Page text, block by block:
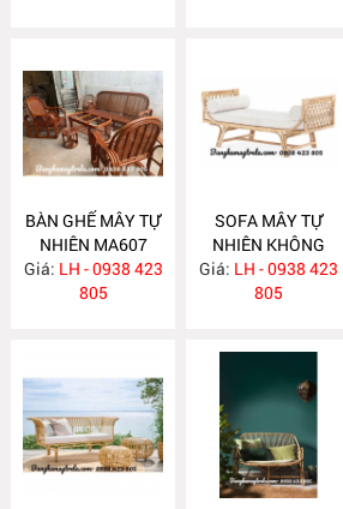
BÀN GHẾ MÂY TỰ
NHIÊN MA607
Giá: LH - 0938 423
805
SOFA MÂY TỰ
NHIÊN KHÔNG
TỰA MA604
Giá: LH - 0938 423
805